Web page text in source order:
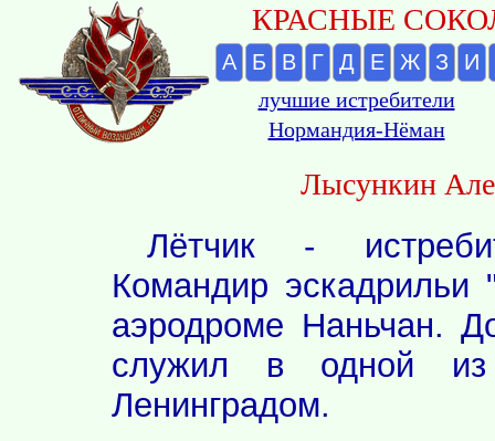
КРАСНЫЕ
А Б В Г Д Е Ж З И
лучшие истребители
Нормандия-Нёман
Лысункин
Лётчик -
Командир эскадрильи
аэродроме Наньчан.
служил в одной из
Ленинградом.